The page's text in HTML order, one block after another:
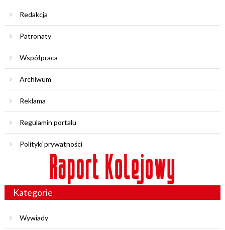
Redakcja
Patronaty
Współpraca
Archiwum
Reklama
Regulamin portalu
Polityki prywatności
Kategorie
Wywiady